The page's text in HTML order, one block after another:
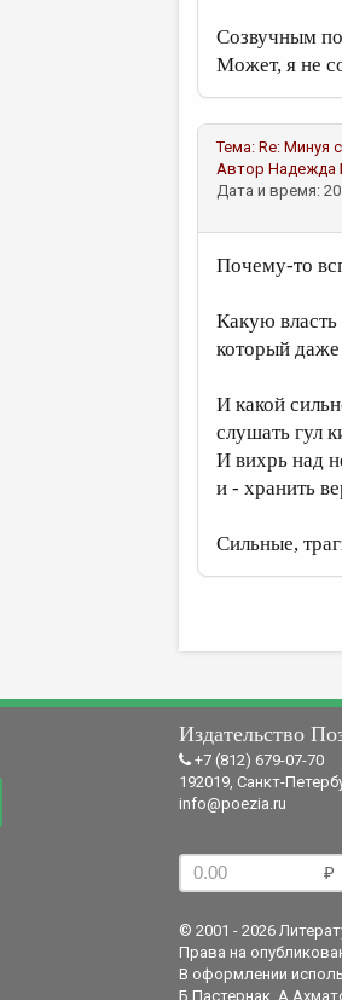
Созвучным
Может, я не
Тема: Re: Минуя
Автор Надежда
Дата и время:
Почему-то
Какую власть
который
И какой
слушать гул
И вихрь над
и - хранить
Сильные,
Издательство
+7 (812) 679-07-70
192019, Санкт-
info@poezia.ru
© 2001 - 2026
Права на
В оформлении
Б.Пастернак,